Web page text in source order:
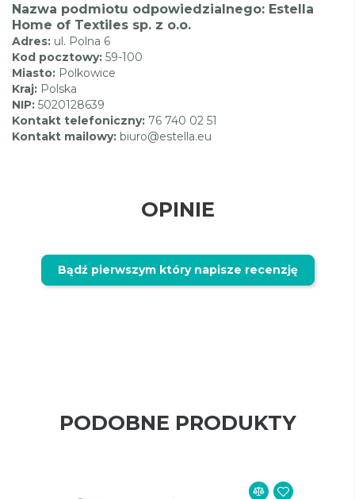
Nazwa podmiotu odpowiedzialnego: Estella
Home of Textiles sp. z o.o.
Adres: ul. Polna 6
Kod pocztowy: 59-100
Miasto: Polkowice
Kraj: Polska
NIP: 5020128639
Kontakt telefoniczny: 76 740 02 51
Kontakt mailowy: biuro@estella.eu
OPINIE
Bądź pierwszym który napisze recenzję
PODOBNE PRODUKTY